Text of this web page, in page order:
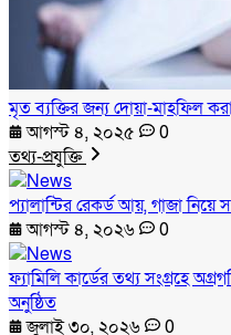
মৃত ব্যক্তির জন্য দোয়া-মাহফিল
আগস্ট ৪, ২০২৫
0
তথ্য-প্রযুক্তি
প্যালান্টির রেকর্ড আয়, গাজা নিয়ে
আগস্ট ৪, ২০২৬
0
ফ্যামিলি কার্ডের তথ্য সংগ্রহে
অনুষ্ঠিত
জুলাই ৩০, ২০২৬
0